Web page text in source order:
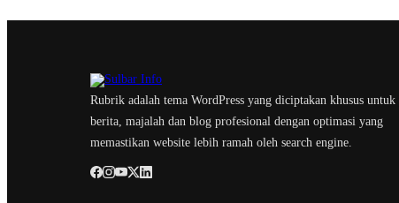
Rubrik adalah tema WordPress yang diciptakan khusus untuk
berita, majalah dan blog profesional dengan optimasi yang
memastikan website lebih ramah oleh search engine.